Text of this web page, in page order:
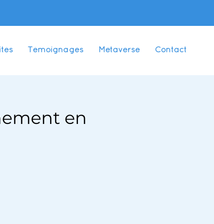
Témoignages Metaverse Contact
en